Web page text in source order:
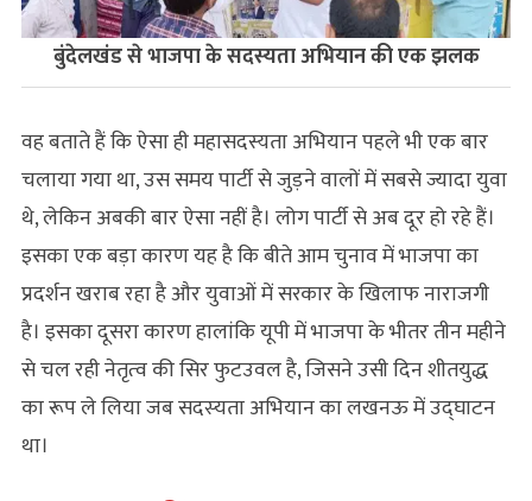
बुंदेलखंड से भाजपा के सदस्यता अभियान की एक झलक
वह बताते हैं कि ऐसा ही महासदस्यता अभियान पहले भी एक बार
चलाया गया था, उस समय पार्टी से जुड़ने वालों में सबसे ज्यादा युवा
थे, लेकिन अबकी बार ऐसा नहीं है। लोग पार्टी से अब दूर हो रहे हैं।
इसका एक बड़ा कारण यह है कि बीते आम चुनाव में भाजपा का
प्रदर्शन खराब रहा है और युवाओं में सरकार के खिलाफ नाराजगी
है। इसका दूसरा कारण हालांकि यूपी में भाजपा के भीतर तीन महीने
से चल रही नेतृत्‍व की सिर फुटउवल है, जिसने उसी दिन शीतयुद्ध
का रूप ले लिया जब सदस्‍यता अभियान का लखनऊ में उद्घाटन
था।